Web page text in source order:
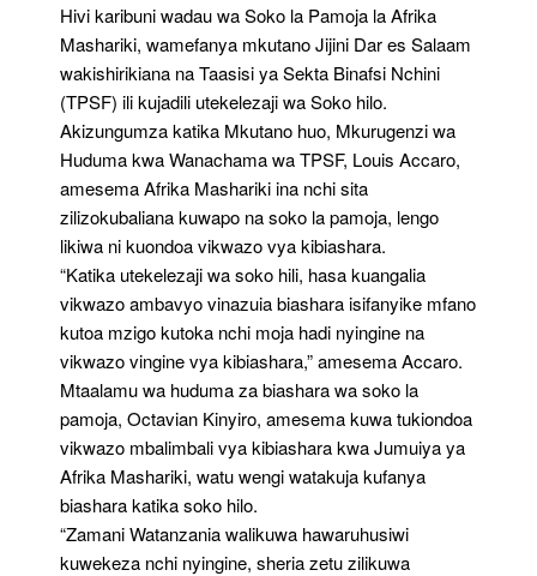
Hivi karibuni wadau wa Soko la Pamoja la Afrika
Mashariki, wamefanya mkutano Jijini Dar es Salaam
wakishirikiana na Taasisi ya Sekta Binafsi Nchini
(TPSF) ili kujadili utekelezaji wa Soko hilo.
Akizungumza katika Mkutano huo, Mkurugenzi wa
Huduma kwa Wanachama wa TPSF, Louis Accaro,
amesema Afrika Mashariki ina nchi sita
zilizokubaliana kuwapo na soko la pamoja, lengo
likiwa ni kuondoa vikwazo vya kibiashara.
“Katika utekelezaji wa soko hili, hasa kuangalia
vikwazo ambavyo vinazuia biashara isifanyike mfano
kutoa mzigo kutoka nchi moja hadi nyingine na
vikwazo vingine vya kibiashara,” amesema Accaro.
Mtaalamu wa huduma za biashara wa soko la
pamoja, Octavian Kinyiro, amesema kuwa tukiondoa
vikwazo mbalimbali vya kibiashara kwa Jumuiya ya
Afrika Mashariki, watu wengi watakuja kufanya
biashara katika soko hilo.
“Zamani Watanzania walikuwa hawaruhusiwi
kuwekeza nchi nyingine, sheria zetu zilikuwa